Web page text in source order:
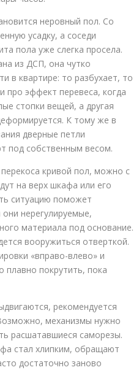
неровный пол. Со
усадку, а соседи
пола уже слегка просела.
из ДСП, она чутко
в квартире: то разбухает, то
про эффект перевеса, когда
стопки вещей, а другая
К тому же в
дверные петли
под собственным весом.
кривой пол, можно с
на верх шкафа или его
ситуацию поможет
нерегулируемые,
материала под основание.
вооружиться отверткой.
«вправо-влево» и
плавно покрутить, пока
рекомендуется
механизмы нужно
расшатавшиеся саморезы.
стал хлипким, обращают
достаточно заново